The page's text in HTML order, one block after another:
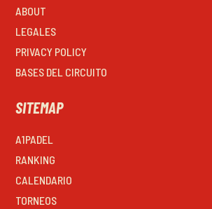
ABOUT
LEGALES
PRIVACY POLICY
BASES DEL CIRCUITO
SITEMAP
A1PADEL
RANKING
CALENDARIO
TORNEOS